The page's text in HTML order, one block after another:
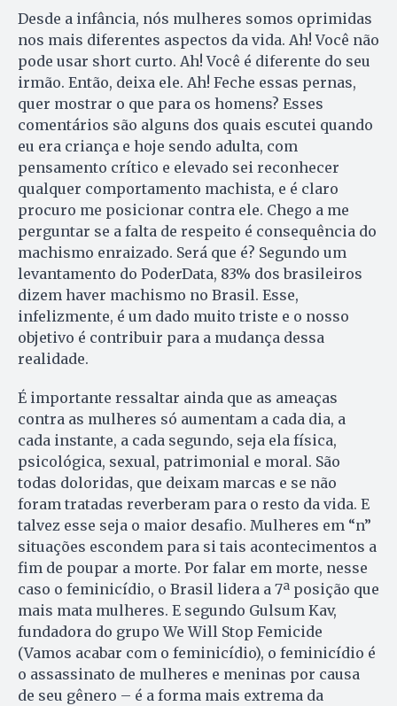
Desde a infância, nós mulheres somos oprimidas
nos mais diferentes aspectos da vida. Ah! Você não
pode usar short curto. Ah! Você é diferente do seu
irmão. Então, deixa ele. Ah! Feche essas pernas,
quer mostrar o que para os homens? Esses
comentários são alguns dos quais escutei quando
eu era criança e hoje sendo adulta, com
pensamento crítico e elevado sei reconhecer
qualquer comportamento machista, e é claro
procuro me posicionar contra ele. Chego a me
perguntar se a falta de respeito é consequência do
machismo enraizado. Será que é? Segundo um
levantamento do PoderData, 83% dos brasileiros
dizem haver machismo no Brasil. Esse,
infelizmente, é um dado muito triste e o nosso
objetivo é contribuir para a mudança dessa
realidade.
É importante ressaltar ainda que as ameaças
contra as mulheres só aumentam a cada dia, a
cada instante, a cada segundo, seja ela física,
psicológica, sexual, patrimonial e moral. São
todas doloridas, que deixam marcas e se não
foram tratadas reverberam para o resto da vida. E
talvez esse seja o maior desafio. Mulheres em “n”
situações escondem para si tais acontecimentos a
fim de poupar a morte. Por falar em morte, nesse
caso o feminicídio, o Brasil lidera a 7ª posição que
mais mata mulheres. E segundo Gulsum Kav,
fundadora do grupo We Will Stop Femicide
(Vamos acabar com o feminicídio), o feminicídio é
o assassinato de mulheres e meninas por causa
de seu gênero – é a forma mais extrema da